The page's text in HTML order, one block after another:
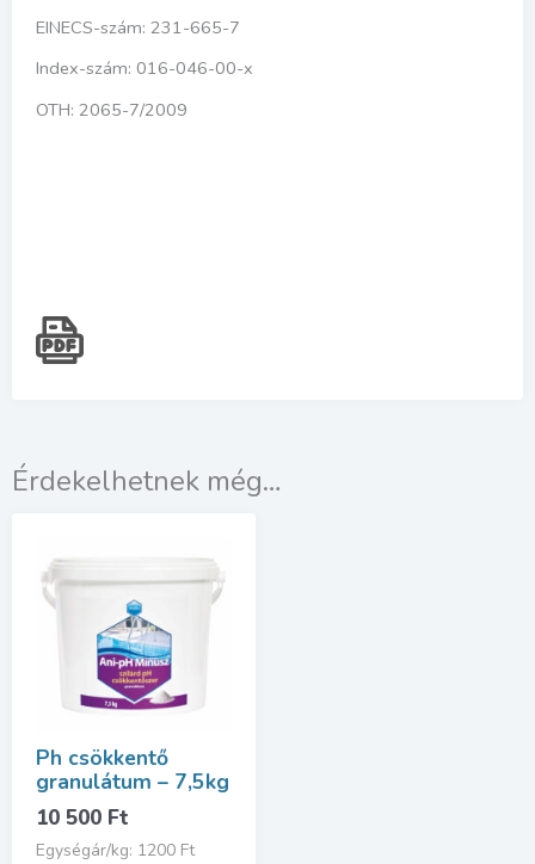
EINECS-szám: 231-665-7
Index-szám: 016-046-00-x
OTH: 2065-7/2009
Érdekelhetnek még…
Ph csökkentő
granulátum – 7,5kg
10 500 Ft
Egységár/kg: 1200 Ft